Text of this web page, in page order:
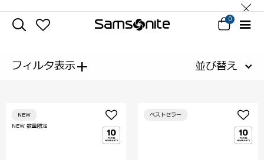
0
フィルタ表示+ 並び替え
NEW 数量限定
NEW ベストセラー